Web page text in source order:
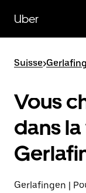
contenu
principal
Uber
Suisse>
Vous
dans
Gerlafingen |